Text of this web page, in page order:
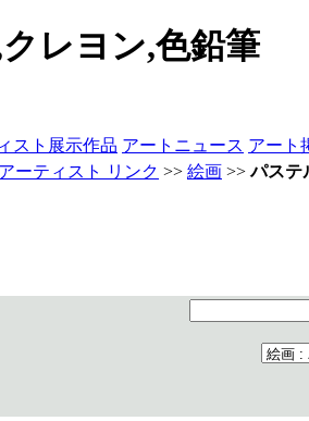
レヨン,色鉛筆
スト展示作品 アートニュース アート
アーティスト リンク >> 絵画 >>パステ